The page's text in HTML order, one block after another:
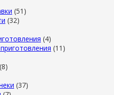
(51)
(32)
(4)
(11)
(8)
(37)